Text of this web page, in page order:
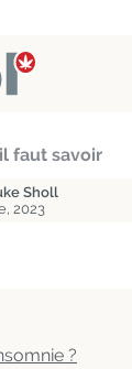
faut savoir
Sholl
2023
?